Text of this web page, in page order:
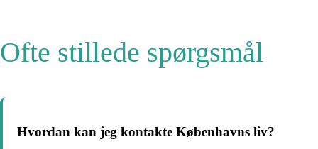
Ofte stillede spørgsmål
Hvordan kan jeg kontakte Københavns liv?